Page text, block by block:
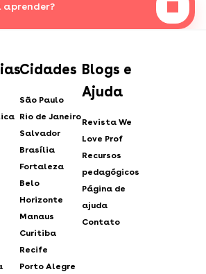
aprender?
Cidades
São Paulo
Rio de Janeiro
Salvador
Brasília
Fortaleza
Belo
Horizonte
Manaus
Curitiba
Recife
Porto Alegre
Blogs e
Ajuda
Revista We
Love Prof
Recursos
pedagógicos
Página de
ajuda
Contato